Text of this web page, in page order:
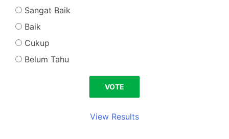
Sangat Baik
Baik
Cukup
Belum Tahu
View Results